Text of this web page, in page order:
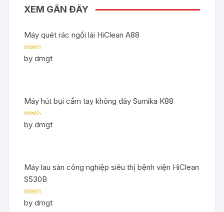
XEM GẦN ĐÂY
Máy quét rác ngồi lái HiClean A88
Rated5out
of 5
by dmgt
Máy hút bụi cầm tay không dây Sumika K88
Rated5out
of 5
by dmgt
Máy lau sàn công nghiệp siêu thị bệnh viện HiClean
S530B
Rated5out
of 5
by dmgt